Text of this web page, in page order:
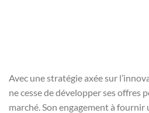
Avec une stratégie axée sur
ne cesse de développer ses offres
marché. Son engagement à fournir